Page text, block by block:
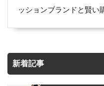
ッションブランドと賢い
新着記事